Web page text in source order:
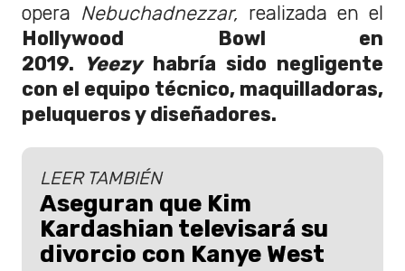
opera Nebuchadnezzar, realizada en el
Hollywood Bowl en
2019.
Yeezy habría sido negligente
con el equipo técnico, maquilladoras,
peluqueros y diseñadores.
LEER TAMBIÉN
Aseguran que Kim
Kardashian televisará su
divorcio con Kanye West